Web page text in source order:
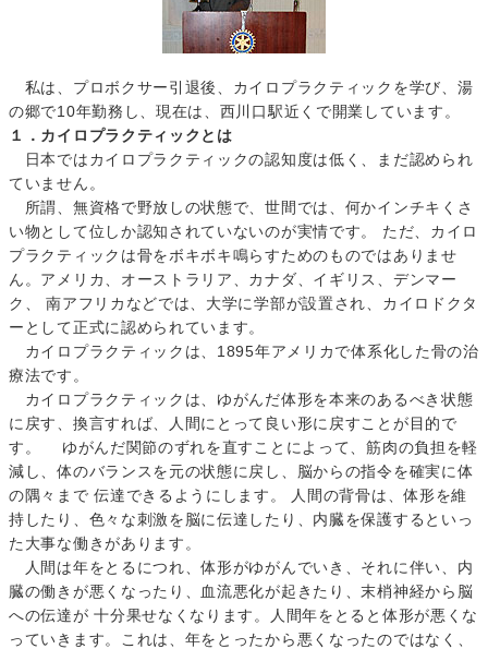
私は、プロボクサー引退後、カイロプラクティックを学び、湯
の郷で10年勤務し、現在は、西川口駅近くで開業しています。
１．カイロプラクティックとは
日本ではカイロプラクティックの認知度は低く、まだ認められ
ていません。
所謂、無資格で野放しの状態で、世間では、何かインチキくさ
い物として位しか認知されていないのが実情です。 ただ、カイロ
プラクティックは骨をボキボキ鳴らすためのものではありませ
ん。アメリカ、オーストラリア、カナダ、イギリス、デンマー
ク、 南アフリカなどでは、大学に学部が設置され、カイロドクタ
ーとして正式に認められています。
カイロプラクティックは、1895年アメリカで体系化した骨の治
療法です。
カイロプラクティックは、ゆがんだ体形を本来のあるべき状態
に戻す、換言すれば、人間にとって良い形に戻すことが目的で
す。 ゆがんだ関節のずれを直すことによって、筋肉の負担を軽
減し、体のバランスを元の状態に戻し、脳からの指令を確実に体
の隅々まで 伝達できるようにします。 人間の背骨は、体形を維
持したり、色々な刺激を脳に伝達したり、内臓を保護するといっ
た大事な働きがあります。
人間は年をとるにつれ、体形がゆがんでいき、それに伴い、内
臓の働きが悪くなったり、血流悪化が起きたり、末梢神経から脳
への伝達が 十分果せなくなります。人間年をとると体形が悪くな
っていきます。これは、年をとったから悪くなったのではなく、